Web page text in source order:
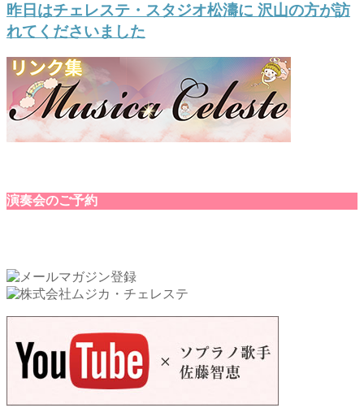
昨日はチェレステ・スタジオ松濤に 沢山の方が訪
れてくださいました
演奏会のご予約